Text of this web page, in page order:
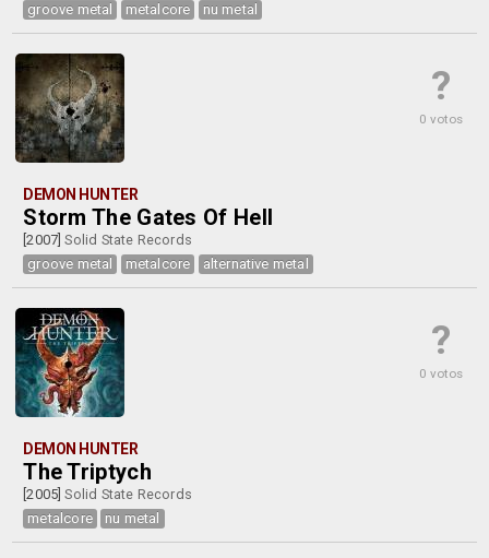
groove metal
metalcore nu metal
?
0 votos
DEMON HUNTER
Storm The Gates Of Hell
[2007]Solid State Records
groove metal
metalcore alternative metal
?
0 votos
DEMON HUNTER
The Triptych
[2005]Solid State Records
metalcore
nu metal